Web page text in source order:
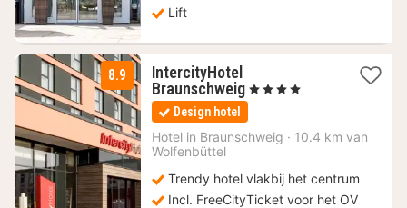
Lift
8.9
IntercityHotel
Braunschweig 3
nachten
vanaf
53
, 4 Sterren
Design hotel
Hotel in Braunschweig · 10.4 km van
Wolfenbüttel
Trendy hotel vlakbij het centrum
Incl. FreeCityTicket voor het OV